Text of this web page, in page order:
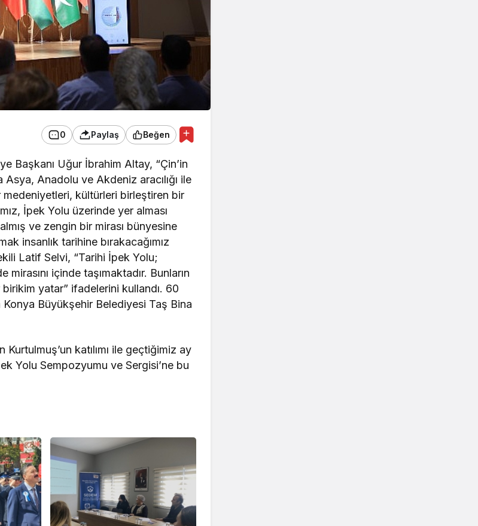
0 Paylaş Beğen
Başkanı Uğur İbrahim Altay, “Çin’in
Anadolu ve Akdeniz aracılığı ile
medeniyetleri, kültürleri birleştiren bir
İpek Yolu üzerinde yer alması
ve zengin bir mirası bünyesine
insanlık tarihine bırakacağımız
Latif Selvi, “Tarihi İpek Yolu;
içinde taşımaktadır. Bunların
yatar” ifadelerini kullandı. 60
Büyükşehir Belediyesi Taş Bina
katılımı ile geçtiğimiz ay
Yolu Sempozyumu ve Sergisi’ne bu